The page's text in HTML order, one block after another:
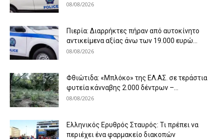
08/08/2026
Πιερία: Διαρρήκτες πήραν από αυτοκίνητο
αντικείμενα αξίας άνω των 19.000 ευρώ...
08/08/2026
Φθιώτιδα: «Μπλόκο» της ΕΛ.ΑΣ. σε τεράστια
φυτεία κάνναβης 2.000 δέντρων –...
08/08/2026
Ελληνικός Ερυθρός Σταυρός: Τι πρέπει να
περιέχει ένα φαρμακείο διακοπών